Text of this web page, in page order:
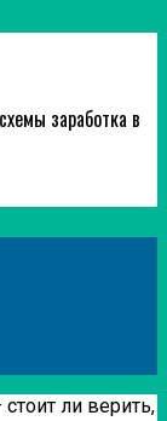
заработка в
ли верить,